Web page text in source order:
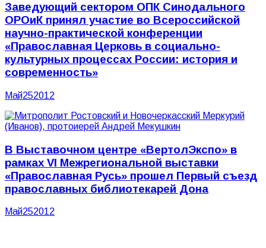
Заведующий сектором ОПК Синодального
ОРОиК принял участие во Всероссийской
научно-практической конференции
«Православная Церковь в социально-
культурных процессах России: история и
современность»
Май252012
В Выставочном центре «ВертолЭкспо» в
рамках VI Межрегиональной выставки
«Православная Русь» прошел Первый съезд
православных библиотекарей Дона
Май252012